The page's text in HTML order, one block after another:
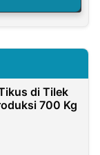
di Tilek
700 Kg